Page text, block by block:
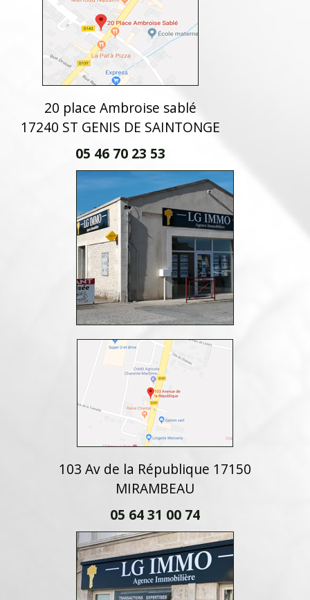
20 place Ambroise sablé
17240 ST GENIS DE SAINTONGE
05 46 70 23 53
103 Av de la République 17150
MIRAMBEAU
05 64 31 00 74